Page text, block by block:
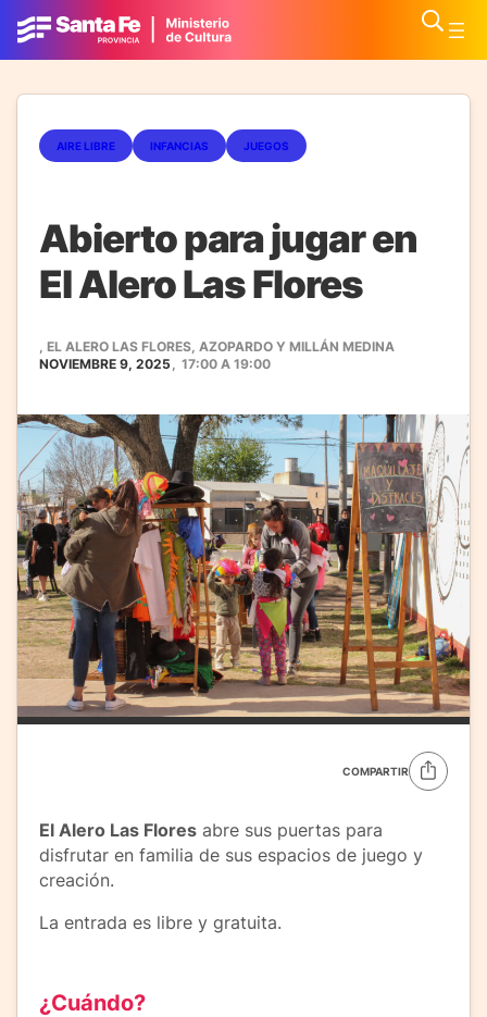
AIRE LIBRE INFANCIAS JUEGOS
Abierto para jugar en
El Alero Las Flores
, EL ALERO LAS FLORES, AZOPARDO Y MILLÁN MEDINA
NOVIEMBRE 9, 2025, 17:00 A 19:00
COMPARTIR
El Alero Las Flores abre sus puertas para
disfrutar en familia de sus espacios de juego y
creación.
La entrada es libre y gratuita.
¿Cuándo?